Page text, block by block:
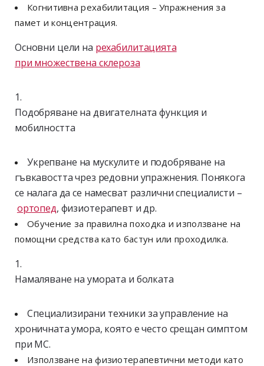
Когнитивна рехабилитация – Упражнения за
памет и концентрация.
Основни цели на рехабилитацията
при множествена склероза
Подобряване на двигателната функция и
мобилността
Укрепване на мускулите и подобряване на
гъвкавостта чрез редовни упражнения. Понякога
се налага да се намесват различни специалисти –
ортопед, физиотерапевт и др.
Обучение за правилна походка и използване на
помощни средства като бастун или проходилка.
Намаляване на умората и болката
Специализирани техники за управление на
хроничната умора, която е често срещан симптом
при МС.
Използване на физиотерапевтични методи като